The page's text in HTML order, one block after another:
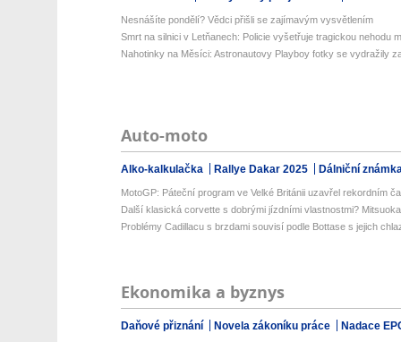
Nesnášíte pondělí? Vědci přišli se zajímavým vysvětlením
Smrt na silnici v Letňanech: Policie vyšetřuje tragickou nehodu
Nahotinky na Měsíci: Astronautovy Playboy fotky se vydražily
Auto-moto
Alko-kalkulačka Rallye Dakar 2025 Dálniční
MotoGP: Páteční program ve Velké Británii uzavřel rekordním
Další klasická corvette s dobrými jízdními vlastnostmi?
Problémy Cadillacu s brzdami souvisí podle Bottase s jejich
Ekonomika a byznys
Daňové přiznání Novela zákoníku práce Nadace